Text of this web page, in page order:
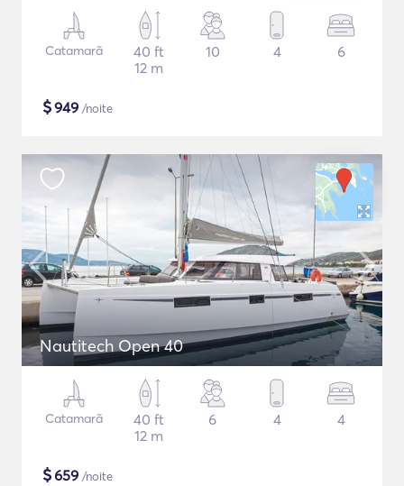
Catamarã
40 ft
12 m
10 4 6
$949 /noite
Nautitech Open 40
Catamarã
40 ft
12 m
6 4 4
$659 /noite